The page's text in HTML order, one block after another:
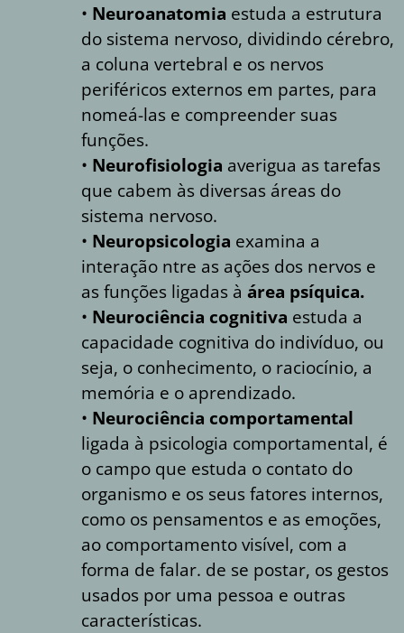
• Neuroanatomia estuda a estrutura
do sistema nervoso, dividindo cérebro,
a coluna vertebral e os nervos
periféricos externos em partes, para
nomeá-las e compreender suas
funções.
• Neurofisiologia averigua as tarefas
que cabem às diversas áreas do
sistema nervoso.
• Neuropsicologia examina a
interação ntre as ações dos nervos e
as funções ligadas à área psíquica.
• Neurociência cognitiva estuda a
capacidade cognitiva do indivíduo, ou
seja, o conhecimento, o raciocínio, a
memória e o aprendizado.
• Neurociência comportamental
ligada à psicologia comportamental, é
o campo que estuda o contato do
organismo e os seus fatores internos,
como os pensamentos e as emoções,
ao comportamento visível, com a
forma de falar. de se postar, os gestos
usados por uma pessoa e outras
características.